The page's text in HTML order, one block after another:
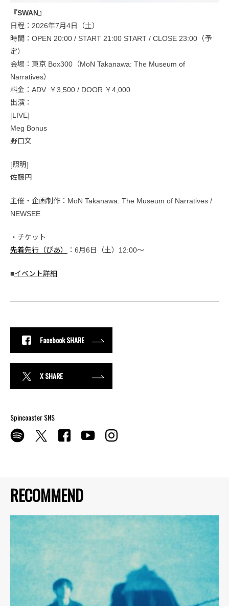
RECOMMEND
『SWAN』
日程：2026年7月4日（土）
時間：OPEN 20:00 / START 21:00 START / CLOSE 23:00（予
定）
会場：東京 Box300（MoN Takanawa: The Museum of
Narratives）
料金：ADV. ￥3,500 / DOOR ￥4,000
出演：
[LIVE]
Meg Bonus
野口文
[照明]
佐藤円
主催・企画制作：MoN Takanawa: The Museum of Narratives /
NEWSEE
・チケット
先着先行（ぴあ）
：6月6日（土）12:00〜
■イベント詳細
Facebook SHARE
X SHARE
Spincoaster SNS